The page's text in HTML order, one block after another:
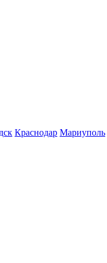
Краснодар Мариуполь